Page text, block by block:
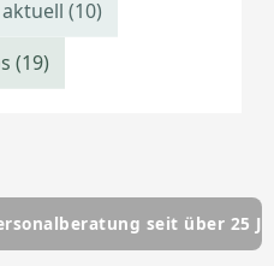
aktuell(10)
(19)
seit über 25 Jahren